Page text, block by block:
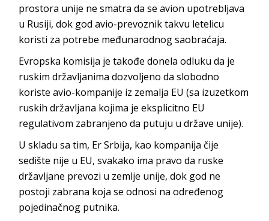
prostora unije ne smatra da se avion upotrebljava
u Rusiji, dok god avio-prevoznik takvu letelicu
koristi za potrebe međunarodnog saobraćaja.
Evropska komisija je takođe donela odluku da je
ruskim državljanima dozvoljeno da slobodno
koriste avio-kompanije iz zemalja EU (sa izuzetkom
ruskih državljana kojima je eksplicitno EU
regulativom zabranjeno da putuju u države unije).
U skladu sa tim, Er Srbija, kao kompanija čije
sedište nije u EU, svakako ima pravo da ruske
državljane prevozi u zemlje unije, dok god ne
postoji zabrana koja se odnosi na određenog
pojedinačnog putnika.